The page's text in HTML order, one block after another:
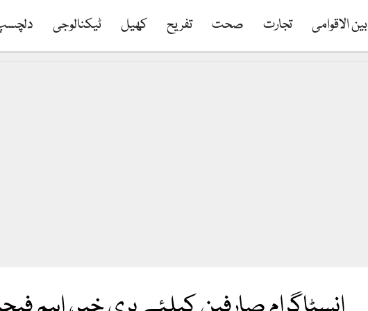
بین الاقوامی تجارت صحت تفریح کھیل ٹیکنالوجی